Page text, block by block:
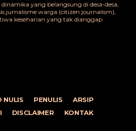
yang belangsung di desa-desa,
jurnalisme warga (citizen journalism),
keseharian yang tak dianggap
NULIS PENULIS
ARSIP
DISCLAIMER KONTAK